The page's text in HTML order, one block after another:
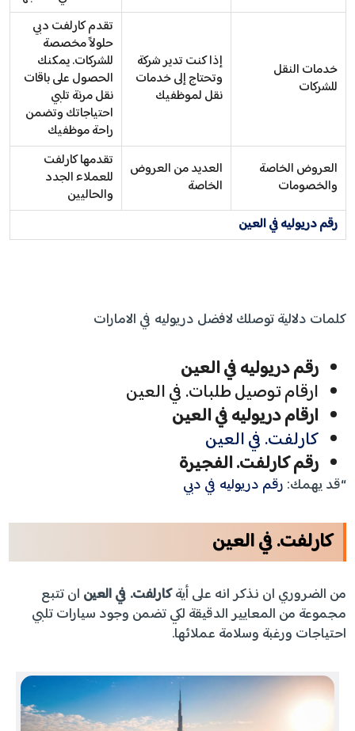
خدمات النقل
للشركات
إذا كنت تدير شركة
وتحتاج إلى خدمات
نقل لموظفيك
تقدم كارلفت دبي
حلولاً مخصصة
للشركات. يمكنك
الحصول على باقات
نقل مرنة تلبي
احتياجاتك وتضمن
راحة موظفيك
العروض الخاصة
والخصومات
العديد من العروض
الخاصة
تقدمها كارلفت
للعملاء الجدد
والحاليين
رقم دريوليه في العين
كلمات دلالية توصلك لافضل دريوليه في الامارات
رقم دريوليه في العين
ارقام توصيل طلبات. في العين
ارقام دريوليه في العين
كارلفت. في العين
رقم كارلفت. الفجيرة
“قد يهمك: رقم دريوليه في دبي
كارلفت. في العين
من الضروري ان نذكر انه على أيةكارلفت. في العين ان تتبع
مجموعة من المعايير الدقيقة لكي تضمن وجود سيارات تلبي
احتياجات ورغبة وسلامة عملائها.